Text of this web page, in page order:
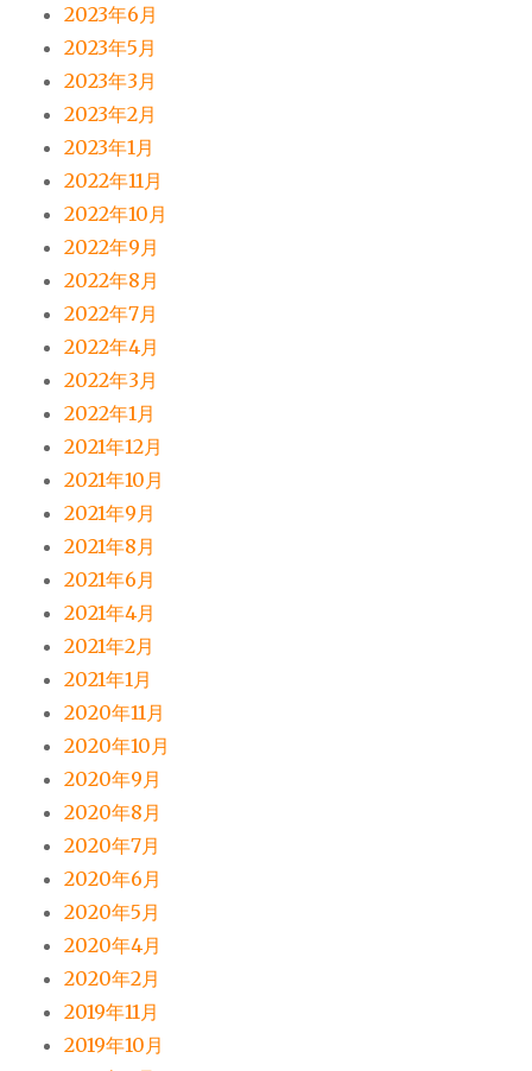
2023年6月
2023年5月
2023年3月
2023年2月
2023年1月
2022年11月
2022年10月
2022年9月
2022年8月
2022年7月
2022年4月
2022年3月
2022年1月
2021年12月
2021年10月
2021年9月
2021年8月
2021年6月
2021年4月
2021年2月
2021年1月
2020年11月
2020年10月
2020年9月
2020年8月
2020年7月
2020年6月
2020年5月
2020年4月
2020年2月
2019年11月
2019年10月